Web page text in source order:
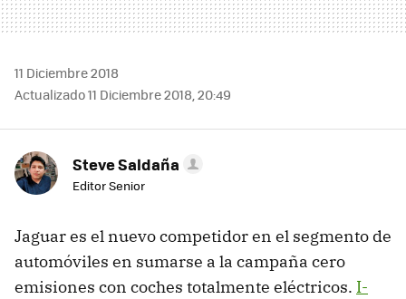
11 Diciembre 2018
Actualizado 11 Diciembre 2018, 20:49
Steve Saldaña
Editor Senior
Jaguar es el nuevo competidor en el segmento de
automóviles en sumarse a la campaña cero
emisiones con coches totalmente eléctricos. I-